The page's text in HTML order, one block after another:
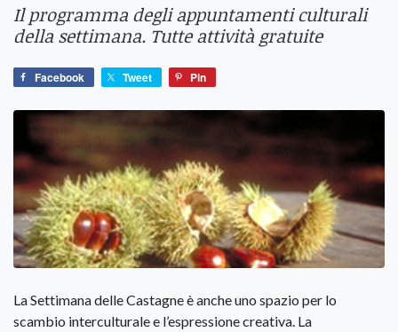
Il programma degli appuntamenti culturali
della settimana. Tutte attività gratuite
Facebook Tweet Pin
La Settimana delle Castagne è anche uno spazio per lo
scambio interculturale e l’espressione creativa. La